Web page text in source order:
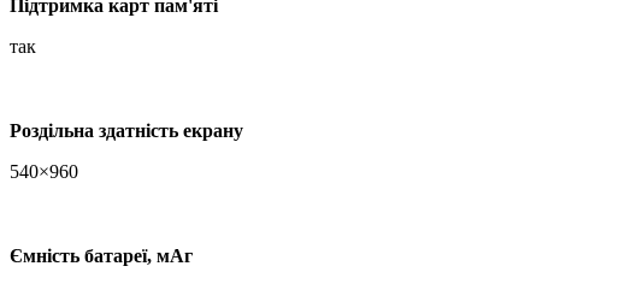
Підтримка карт пам'яті
так
Роздільна здатність екрану
540×960
Ємність батареї, мАг